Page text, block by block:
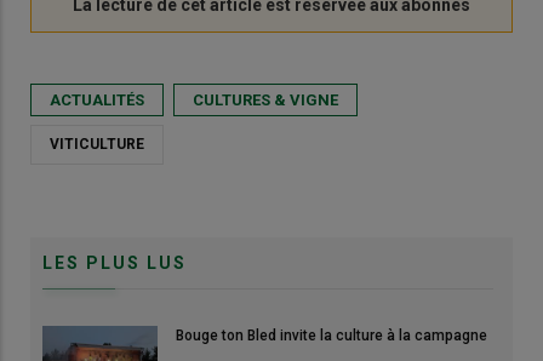
ACTUALITÉS CULTURES & VIGNE
VITICULTURE
LES PLUS LUS
Bouge ton Bled invite la culture à la campagne